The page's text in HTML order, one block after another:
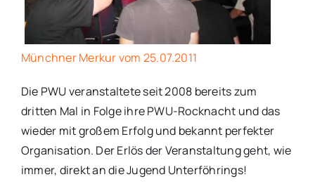
Münchner Merkur vom 25.07.2011
Die PWU veranstaltete seit 2008 bereits zum
dritten Mal in Folge ihre PWU-Rocknacht und das
wieder mit großem Erfolg und bekannt perfekter
Organisation. Der Erlös der Veranstaltung geht, wie
immer, direkt an die Jugend Unterföhrings!